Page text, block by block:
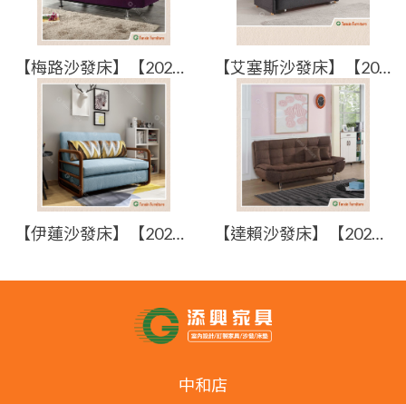
【梅路沙發床】【2024-J409-4】【添興家具】 【艾塞斯沙發床】【2025-J204-4】【添興家具】
【伊蓮沙發床】【2025-B1365-2】【添興家具】 【達賴沙發床】【2026-J503-2】【添興家具】
中和店